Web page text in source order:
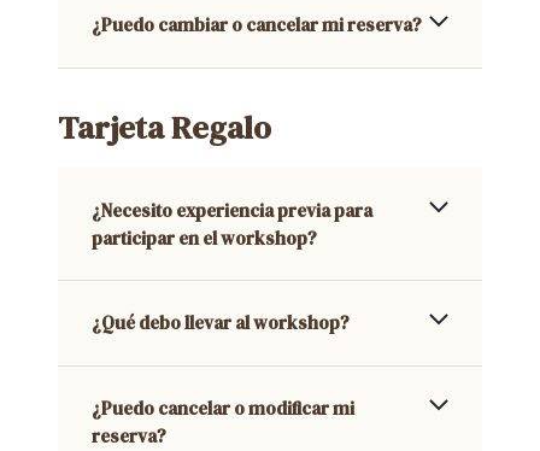
¿Puedo cambiar o cancelar mi reserva?
Tarjeta Regalo
¿Necesito experiencia previa para
participar en el workshop?
¿Qué debo llevar al workshop?
¿Puedo cancelar o modificar mi
reserva?